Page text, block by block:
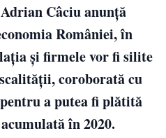
Câciu anunță
României, în
și firmele vor fi silite
coroborată cu
a putea fi plătită
în 2020.